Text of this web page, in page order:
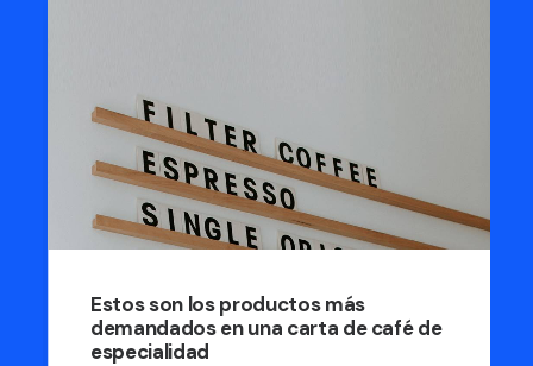
Estos son los productos más
demandados en una carta de café de
especialidad